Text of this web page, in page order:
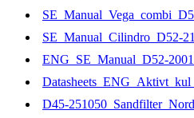
SE_Manual_Cilindro_D52-
ENG_SE_Manual_D52-
D45-